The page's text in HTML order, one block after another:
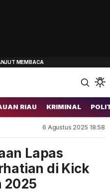
RIAU KRIMINAL
6 Agustus 2025 18:58
Lapas
di Kick
2025